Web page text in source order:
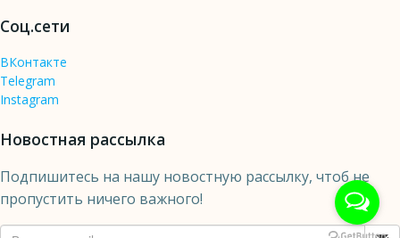
Соц.сети
ВКонтакте
Telegram
Instagram
Новостная рассылка
Подпишитесь на нашу новостную рассылку, чтоб не
пропустить ничего важного!